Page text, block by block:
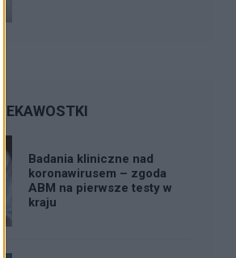
CIEKAWOSTKI
Badania kliniczne nad
koronawirusem – zgoda
ABM na pierwsze testy w
kraju